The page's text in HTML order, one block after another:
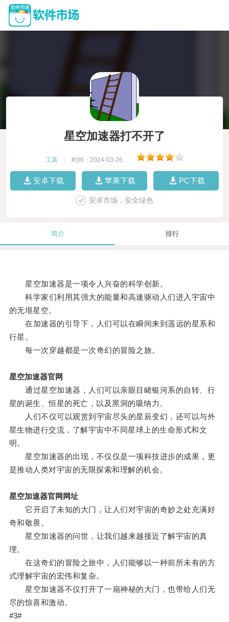
星空加速器打不开了
工具 时间：2024-03-26
安卓下载 苹果下载 PC下载
安卓市场，安全绿色
简介 排行
星空加速器是一项令人兴奋的科学创新。
科学家们利用其强大的能量和高速驱动人们进入宇宙中
的无垠星空。
在加速器的引导下，人们可以在瞬间来到遥远的星系和
行星。
每一次穿越都是一次奇幻的冒险之旅。
星空加速器官网
通过星空加速器，人们可以亲眼目睹银河系的自转、行
星的诞生、恒星的死亡，以及黑洞的吸纳力。
人们不仅可以观赏到宇宙尽头的星辰变幻，还可以与外
星生物进行交流，了解宇宙中不同星球上的生命形式和文
明。
星空加速器的出现，不仅仅是一项科技进步的成果，更
是推动人类对宇宙的无限探索和理解的机会。
星空加速器官网网址
它开启了未知的大门，让人们对宇宙的奇妙之处充满好
奇和敬畏。
星空加速器的问世，让我们越来越接近了解宇宙的真
理。
在这奇幻的冒险之旅中，人们能够以一种前所未有的方
式理解宇宙的宏伟和复杂。
星空加速器不仅打开了一扇神秘的大门，也带给人们无
尽的惊喜和激动。
#3#